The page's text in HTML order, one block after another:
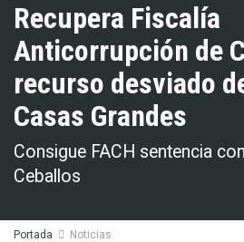
Recupera Fiscalía
Anticorrupción de
recurso desviado
Casas Grandes
Consigue FACH sentencia
Ceballos
Portada Noticias